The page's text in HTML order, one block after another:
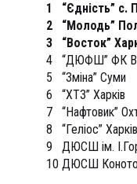
1
“Єдність” с.
2
“Молодь”
3
“Восток”
4
“ДЮФШ” ФК
5
“Зміна” Суми
6
“ХТЗ” Харків
7
“Нафтовик”
8
“Геліос” Харків
9
ДЮСШ ім.
10 ДЮСШ